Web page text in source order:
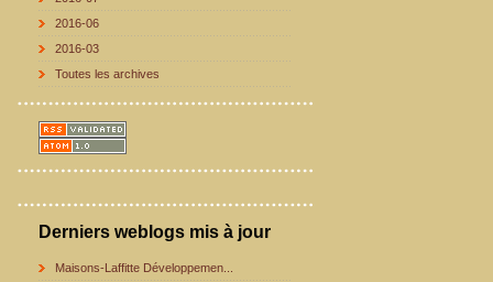
2016-06
2016-03
Toutes les archives
Derniers weblogs mis à jour
Maisons-Laffitte Développemen...